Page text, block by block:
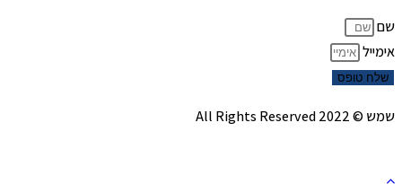
שם
אימייל
שלח טופס
שמש © 2022 All Rights Reserved